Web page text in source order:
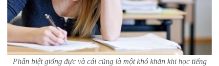
Phân biệt giống đực và cái cũng là một khó khăn khi học tiếng